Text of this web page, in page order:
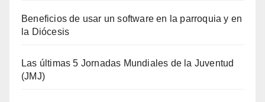
Beneficios de usar un software en la parroquia y en
la Diócesis
Las últimas 5 Jornadas Mundiales de la Juventud
(JMJ)